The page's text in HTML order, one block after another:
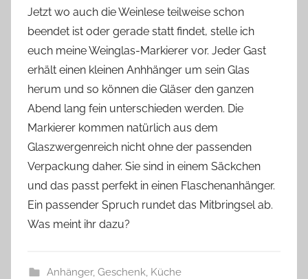
n
G
l
a
s
z
w
e
r
g
Jetzt wo auch die Weinlese teilweise schon
beendet ist oder gerade statt findet, stelle ich
euch meine Weinglas-Markierer vor. Jeder Gast
erhält einen kleinen Anhhänger um sein Glas
herum und so können die Gläser den ganzen
Abend lang fein unterschieden werden. Die
Markierer kommen natürlich aus dem
Glaszwergenreich nicht ohne der passenden
Verpackung daher. Sie sind in einem Säckchen
und das passt perfekt in einen Flaschenanhänger.
Ein passender Spruch rundet das Mitbringsel ab.
Was meint ihr dazu?
Anhänger, Geschenk, Küche